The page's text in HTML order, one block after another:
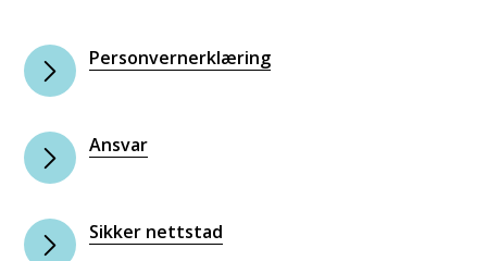
Personvernerklæring
Ansvar
Sikker nettstad